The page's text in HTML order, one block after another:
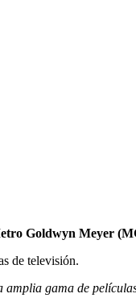
Goldwyn Meyer
de televisión.
gama de